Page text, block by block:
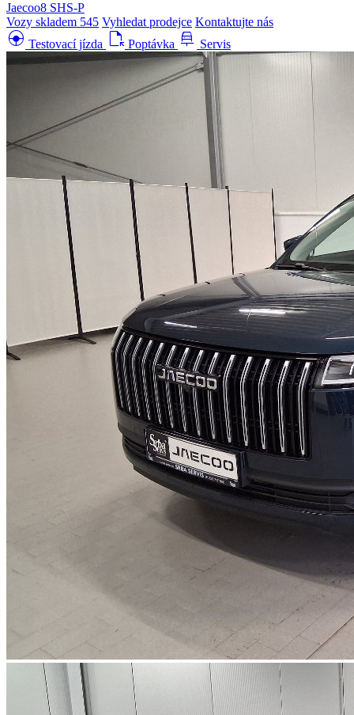
Jaecoo8 SHS-P
Vozy skladem 545 Vyhledat prodejce Kontaktujte nás
search_hands_free Testovací jízda file_open Poptávka car_repair Servis